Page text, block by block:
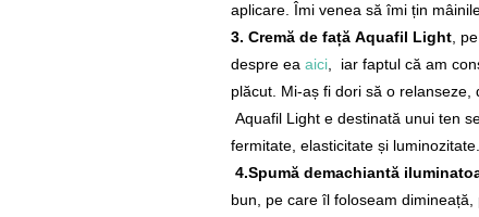
aplicare. Îmi venea să îmi țin
3. Cremă de față Aquafil Light,
despre ea aici, iar faptul că am
plăcut. Mi-aș fi dori să o relanseze,
Aquafil Light e destinată unui ten
fermitate, elasticitate și
4.Spumă demachiantă
bun, pe care îl foloseam